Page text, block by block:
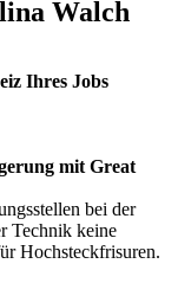
Walch
Ihres Jobs
mit Great
bei der
Technik keine
Hochsteckfrisuren.